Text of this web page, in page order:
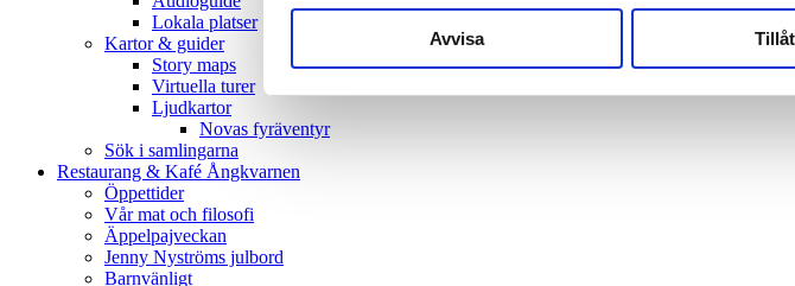
Avvisa
Lokala platser
Kartor & guider
Story maps
Virtuella turer
Ljudkartor
Novas fyräventyr
Sök i samlingarna
Restaurang & Kafé Ångkvarnen
Öppettider
Vår mat och filosofi
Äppelpajveckan
Jenny Nyströms julbord
Barnvänligt